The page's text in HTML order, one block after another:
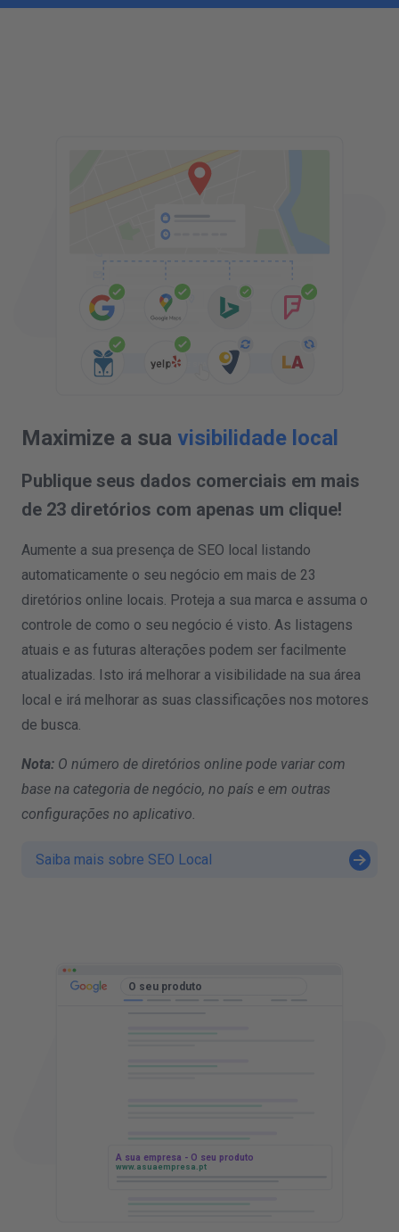
Maximize a sua visibilidade local
Publique seus dados comerciais em mais
de 23 diretórios com apenas um clique!
Aumente a sua presença de SEO local listando
automaticamente o seu negócio em mais de 23
diretórios online locais. Proteja a sua marca e assuma o
controle de como o seu negócio é visto. As listagens
atuais e as futuras alterações podem ser facilmente
atualizadas. Isto irá melhorar a visibilidade na sua área
local e irá melhorar as suas classificações nos motores
de busca.
Nota: O número de diretórios online pode variar com
base na categoria de negócio, no país e em outras
configurações no aplicativo.
DETALHES DA EMPRESA
PUBLIQUE SUA EMPRESA
Saiba mais sobre SEO Local
O seu produto
www.asuaempresa.pt